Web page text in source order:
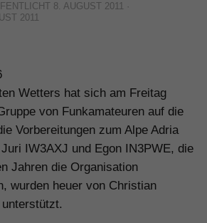
8. AUGUST 2011 ·
2011
Wetters hat sich am Freitag
von Funkamateuren auf die
Vorbereitungen zum Alpe Adria
IW3AXJ und Egon IN3PWE, die
Jahren die Organisation
wurden heuer von Christian